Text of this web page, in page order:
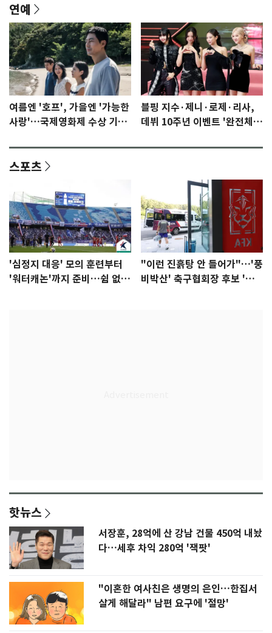
연예
여름엔 '호프', 가을엔 '가능한
사랑'…국제영화제 수상 기대
블핑 지수·제니·로제·리사,
데뷔 10주년 이벤트 '완전체'
스포츠
'심정지 대응' 모의 훈련부터
'워터캐논'까지 준비…쉼 없는
"이런 진흙탕 안 들어가"…'풍
비박산' 축구협회장 후보 '실
핫뉴스
서장훈, 28억에 산 강남 건물 450억 내놨
다…세후 차익 280억 '잭팟'
"이혼한 여사친은 생명의 은인…한집서
살게 해달라" 남편 요구에 '절망'